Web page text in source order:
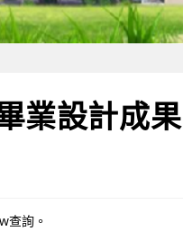
業設計成果
詢。